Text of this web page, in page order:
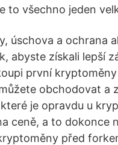
to všechno jeden
úschova a ochrana
abyste získali lepší
první
obchodovat a
je opravdu u
ceně, a to dokonce
před